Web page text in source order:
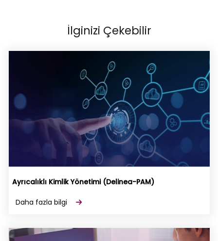
İlginizi Çekebilir
Ayrıcalıklı Kimlik Yönetimi (Delinea-PAM)
Daha fazla bilgi